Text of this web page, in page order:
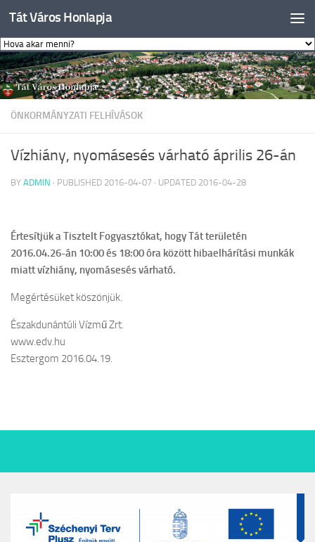
Skip to content
Tát Város Honlapja
ÖNKORMÁNYZATI FELHÍVÁSOK
Vízhiány, nyomásesés várható április 26-án
BY ADMIN · PUBLISHED 2016-04-07 · UPDATED 2016-04-28
Értesítjük a Tisztelt Fogyasztókat, hogy Tát területén
2016.04.26-án 10:00 és 18:00 óra között hibaelhárítási munkák
miatt vízhiány, nyomásesés várható.
Megértésüket köszönjük.
Északdunántúli Vízmű Zrt.
www.edv.hu
Esztergom 2016.04.19.